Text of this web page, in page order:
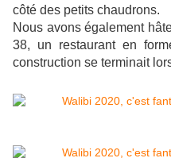
côté des petits chaudrons.
Nous avons également
38, un restaurant en
construction se terminait